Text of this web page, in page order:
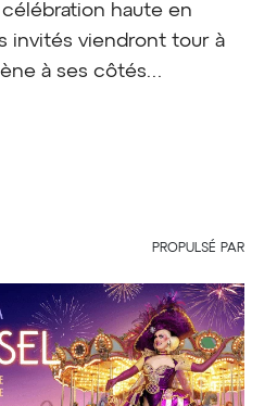
PROPULSÉ PAR
haute en
invités viendront tour à
à ses côtés…
spectacle, Rita Baga
univers forain
musicales, drag,
artistes invités pour
Chaque numéro
en soi, entre cabaret
Comme dans un